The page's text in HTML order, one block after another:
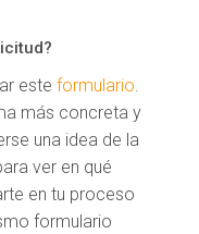
esteformulario.
más concreta y
una idea de la
ver en qué
en tu proceso
formulario